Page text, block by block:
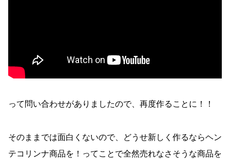
って問い合わせがありましたので、再度作ることに！！
そのままでは面白くないので、どうせ新しく作るならヘン
テコリンナ商品を！ってことで全然売れなさそうな商品を